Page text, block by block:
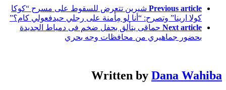
Previous article شيرين تتعرض للسقوط على مسرح “كوكا
كولا ارينا” وتصرح: “أنا لو مِأمنة على رجلي حيدفعولي كام؟”
Next article حماقى يتألق بحفل ضخم فى دمياط الجديدة
بحضور جماهيري من محافظات وجه بحري
Written by Dana Wahiba